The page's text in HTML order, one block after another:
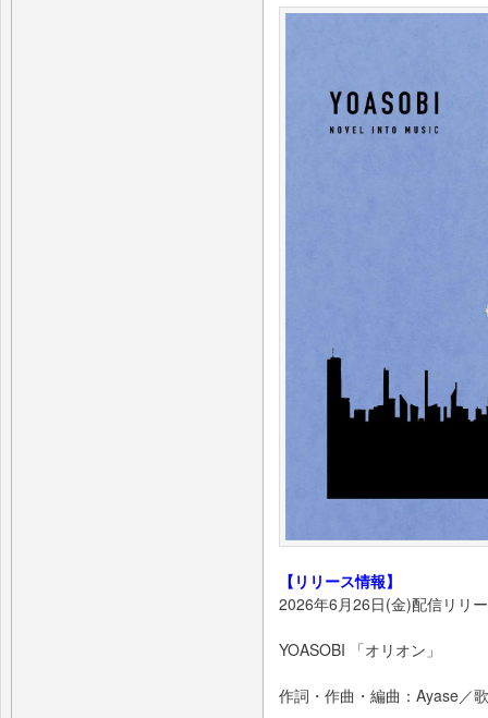
【リリース情報】
2026年6月26日(金)配信リリ
YOASOBI 「オリオン」
作詞・作曲・編曲：Ayase／